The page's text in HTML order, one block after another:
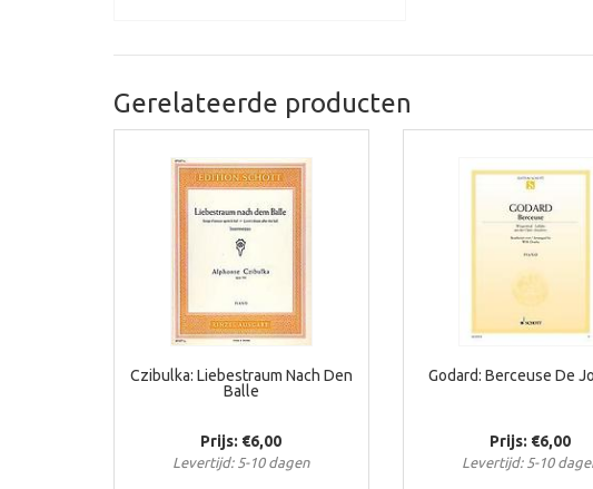
Gerelateerde producten
Czibulka: Liebestraum Nach Den
Balle
Prijs: €6,00
Levertijd: 5-10 dagen
Godard: Berceuse De
Prijs: €6,00
Levertijd: 5-10